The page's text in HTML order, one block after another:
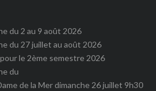
du 2 au 9 août 2026
du 27 juillet au août 2026
le 2ème semestre 2026
du
de la Mer dimanche 26 juillet 9h30